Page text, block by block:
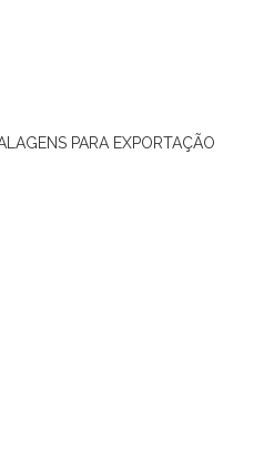
PARA EXPORTAÇÃO